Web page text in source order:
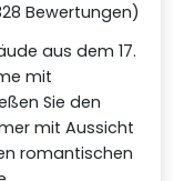
Bewertungen)
aus dem 17.
mit
Sie den
mit Aussicht
romantischen